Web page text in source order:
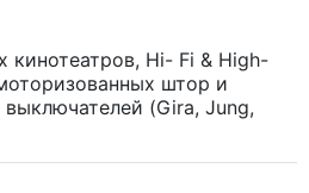
Hi- Fi & High-
штор и
(Gira, Jung,